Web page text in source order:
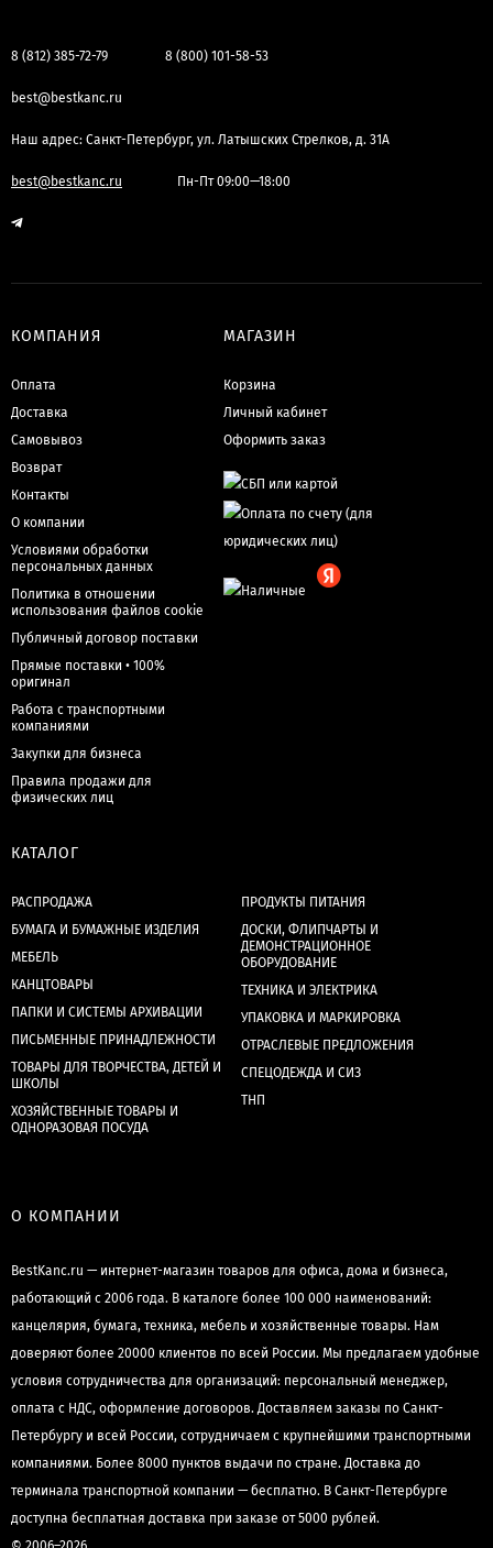
8 (812) 385-72-79 8 (800) 101-58-53
best@bestkanc.ru
Наш адрес: Санкт-Петербург, ул. Латышских Стрелков, д. 31А
best@bestkanc.ru Пн-Пт 09:00—18:00
КОМПАНИЯ
Оплата
Доставка
Самовывоз
Возврат
Контакты
О компании
Условиями обработки
персональных данных
Политика в отношении
использования файлов cookie
Публичный договор поставки
Прямые поставки • 100%
оригинал
Работа с транспортными
компаниями
Закупки для бизнеса
Правила продажи для
физических лиц
МАГАЗИН
Корзина
Личный кабинет
Оформить заказ
КАТАЛОГ
РАСПРОДАЖА
БУМАГА И БУМАЖНЫЕ ИЗДЕЛИЯ
МЕБЕЛЬ
КАНЦТОВАРЫ
ПАПКИ И СИСТЕМЫ АРХИВАЦИИ
ПИСЬМЕННЫЕ ПРИНАДЛЕЖНОСТИ
ТОВАРЫ ДЛЯ ТВОРЧЕСТВА, ДЕТЕЙ И
ШКОЛЫ
ХОЗЯЙСТВЕННЫЕ ТОВАРЫ И
ОДНОРАЗОВАЯ ПОСУДА
ПРОДУКТЫ ПИТАНИЯ
ДОСКИ, ФЛИПЧАРТЫ И
ДЕМОНСТРАЦИОННОЕ
ОБОРУДОВАНИЕ
ТЕХНИКА И ЭЛЕКТРИКА
УПАКОВКА И МАРКИРОВКА
ОТРАСЛЕВЫЕ ПРЕДЛОЖЕНИЯ
СПЕЦОДЕЖДА И СИЗ
ТНП
О КОМПАНИИ
BestKanc.ru — интернет-магазин товаров для офиса, дома и бизнеса,
работающий с 2006 года. В каталоге более 100 000 наименований:
канцелярия, бумага, техника, мебель и хозяйственные товары. Нам
доверяют более 20000 клиентов по всей России. Мы предлагаем удобные
условия сотрудничества для организаций: персональный менеджер,
оплата с НДС, оформление договоров. Доставляем заказы по Санкт-
Петербургу и всей России, сотрудничаем с крупнейшими транспортными
компаниями. Более 8000 пунктов выдачи по стране. Доставка до
терминала транспортной компании — бесплатно. В Санкт-Петербурге
доступна бесплатная доставка при заказе от 5000 рублей.